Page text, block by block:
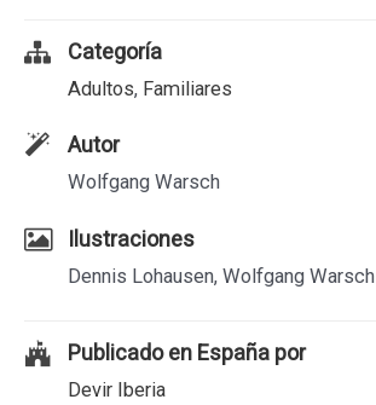
Categoría
Adultos, Familiares
Autor
Wolfgang Warsch
Ilustraciones
Dennis Lohausen, Wolfgang Warsch
Publicado en España por
Devir Iberia